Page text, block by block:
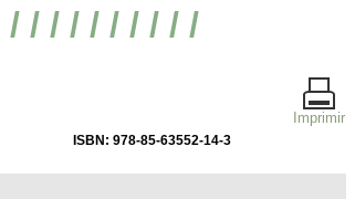
/ / / / / / / / / /
Imprimir
ISBN: 978-85-63552-14-3